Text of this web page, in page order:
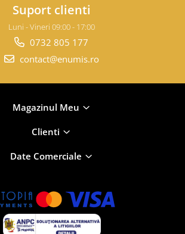
Suport clienti
Luni - Vineri 09:00 - 17:00
0732 805 177
contact@enumis.ro
Magazinul Meu
Clienti
Date Comerciale